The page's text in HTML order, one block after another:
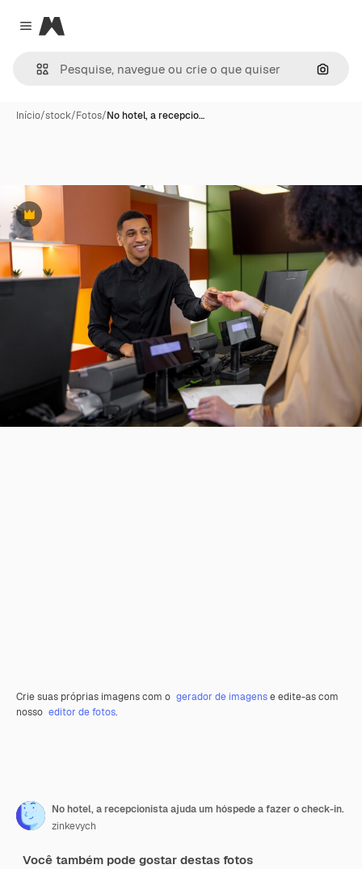
Close menu
Magnific
Início/stock/Fotos/No hotel, a recepcio…
Premium
Crie suas próprias imagens com o gerador de imagense edite-as com
nosso editor de fotos.
No hotel, a recepcionista ajuda um hóspede a fazer o check-in.
zinkevych
Você também pode gostar destas fotos